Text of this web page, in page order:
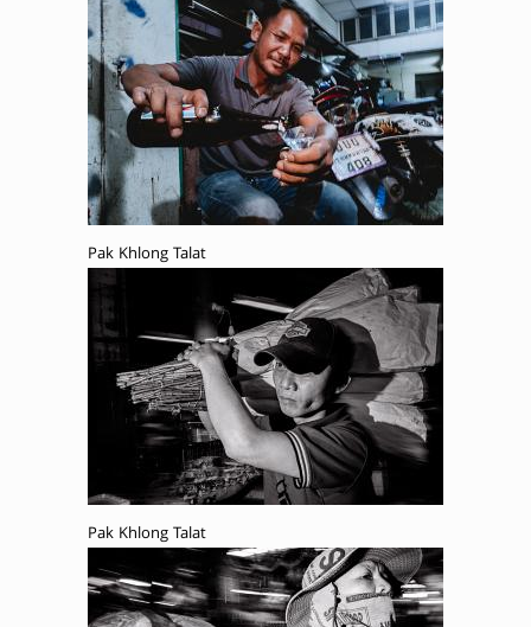
Pak Khlong Talat
Pak Khlong Talat